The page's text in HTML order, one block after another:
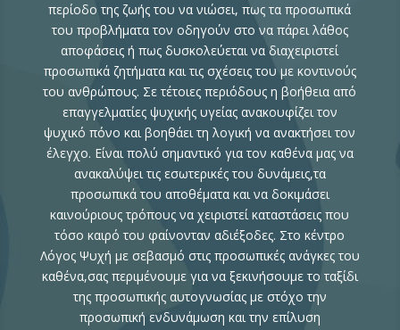
περίοδο της ζωής του να νιώσει, πως τα προσωπικά
του προβλήματα τον οδηγούν στο να πάρει λάθος
αποφάσεις ή πως δυσκολεύεται να διαχειριστεί
προσωπικά ζητήματα και τις σχέσεις του με κοντινούς
του ανθρώπους. Σε τέτοιες περιόδους η βοήθεια από
επαγγελματίες ψυχικής υγείας ανακουφίζει τον
ψυχικό πόνο και βοηθάει τη λογική να ανακτήσει τον
έλεγχο. Είναι πολύ σημαντικό για τον καθένα μας να
ανακαλύψει τις εσωτερικές του δυνάμεις,τα
προσωπικά του αποθέματα και να δοκιμάσει
καινούριους τρόπους να χειριστεί καταστάσεις που
τόσο καιρό του φαίνονταν αδιέξοδες. Στο κέντρο
Λόγος Ψυχή με σεβασμό στις προσωπικές ανάγκες του
καθένα,σας περιμένουμε για να ξεκινήσουμε το ταξίδι
της προσωπικής αυτογνωσίας με στόχο την
προσωπική ενδυνάμωση και την επίλυση